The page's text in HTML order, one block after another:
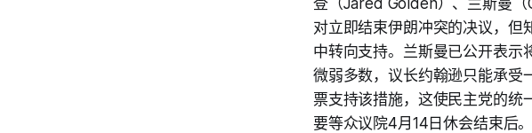
对立即结束伊朗冲突的决议，但
中转向支持。兰斯曼已公开表示
微弱多数，议长约翰逊只能承受
票支持该措施，这使民主党的统
要等众议院4月14日休会结束后